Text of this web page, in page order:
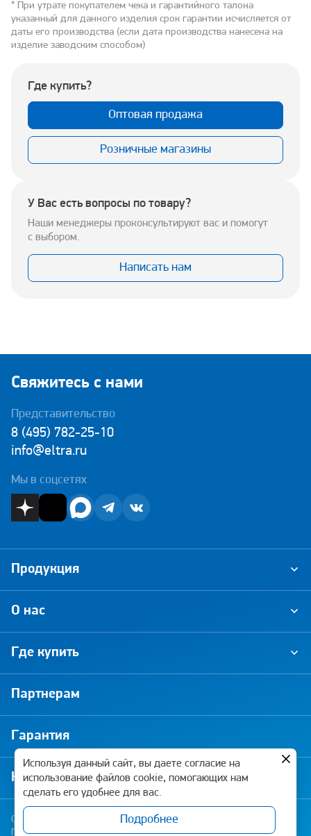
* При утрате покупателем чека и гарантийного талона
указанный для данного изделия срок гарантии исчисляется от
даты его производства (если дата производства нанесена на
изделие заводским способом)
Где купить?
Оптовая продажа
Розничные магазины
У Вас есть вопросы по товару?
Наши менеджеры проконсультируют вас и помогут
с выбором.
Написать нам
Свяжитесь с нами
Представительство
8 (495) 782-25-10
info@eltra.ru
Мы в соцсетях
О нас
Где купить
Партнерам
Гарантия
Новости и акции
Продукция
Copyright © 2026 Pramo-Electro. Все права защищены
Политика конфиденциальности
Используя данный сайт, вы даете согласие на
использование файлов cookie, помогающих нам
сделать его удобнее для вас.
Подробнее